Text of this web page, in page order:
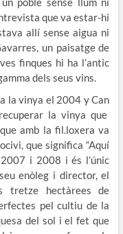
que va estar-hi
allí sense aigua ni
un paisatge de
finques hi ha l’antic
dels seus vins.
la vinya el 2004 y Can
la vinya que
amb la fil.loxera va
que significa “Aquí
i 2008 i és l’únic
enòleg i director, el
tretze hectàrees de
pel cultiu de la
del sol i el fet que